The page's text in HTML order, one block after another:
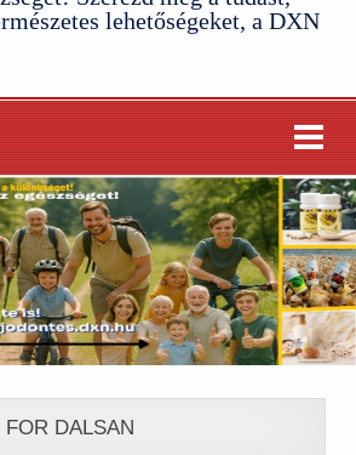
lehetőségeket, a DXN
DALSAN